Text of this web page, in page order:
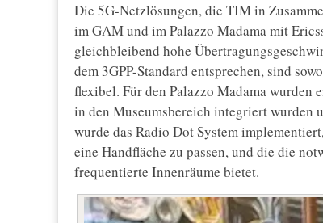
Die 5G-Netzlösungen, die TIM in
im GAM und im Palazzo Madama mit
gleichbleibend hohe
dem 3GPP-Standard entsprechen, sind
flexibel. Für den Palazzo Madama wurden
in den Museumsbereich integriert wurden
wurde das Radio Dot System
eine Handfläche zu passen, und die die
frequentierte Innenräume bietet.